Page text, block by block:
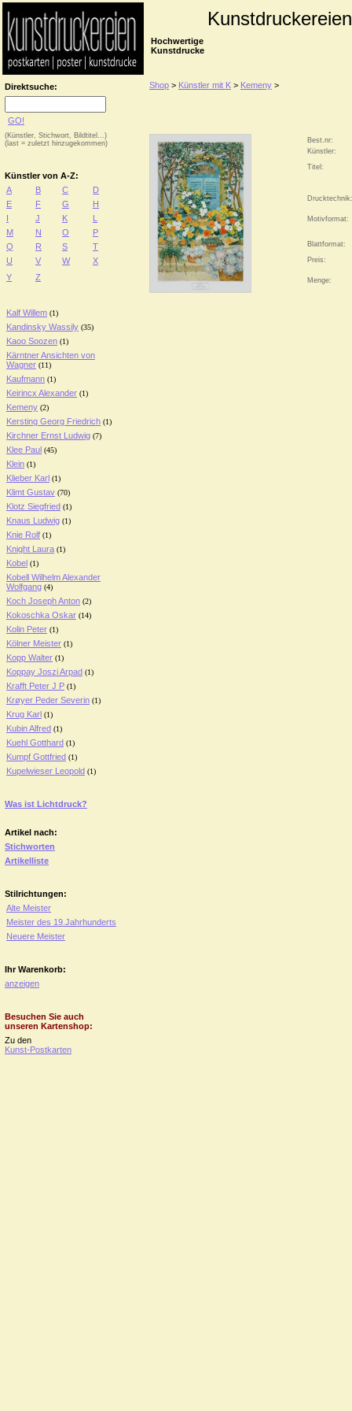
Hochwertige
Kunstdrucke
Direktsuche:
GO!
(Künstler, Stichwort, Bildtitel...)
(last = zuletzt hinzugekommen)
Künstler von A-Z:
A
B C
D
E
F G
H
I
J K
L
M
N O
P
Q
R S
T
U
V W
X
Y
Z
Kalf Willem (1)
Kandinsky Wassily (35)
Kaoo Soozen (1)
Kärntner Ansichten von
Wagner (11)
Kaufmann (1)
Keirincx Alexander (1)
Kemeny (2)
Kersting Georg Friedrich (1)
Kirchner Ernst Ludwig (7)
Klee Paul (45)
Klein (1)
Klieber Karl (1)
Klimt Gustav (70)
Klotz Siegfried (1)
Knaus Ludwig (1)
Knie Rolf (1)
Knight Laura (1)
Kobel (1)
Kobell Wilhelm Alexander
Wolfgang (4)
Koch Joseph Anton (2)
Kokoschka Oskar (14)
Kolin Peter (1)
Kölner Meister (1)
Kopp Walter (1)
Koppay Joszi Arpad (1)
Krafft Peter J P (1)
Krøyer Peder Severin (1)
Krug Karl (1)
Kubin Alfred (1)
Kuehl Gotthard (1)
Kumpf Gottfried (1)
Kupelwieser Leopold (1)
Was ist Lichtdruck?
Artikel nach:
Stichworten
Artikelliste
Stilrichtungen:
Alte Meister
Meister des 19.Jahrhunderts
Neuere Meister
Ihr Warenkorb:
anzeigen
Besuchen Sie auch
unseren Kartenshop:
Zu den
Kunst-Postkarten
Shop > Künstler mit K > Kemeny >
Best.nr:
Künstler:
Titel:
Drucktechnik:
Motivformat:
Blattformat:
Preis:
Menge: